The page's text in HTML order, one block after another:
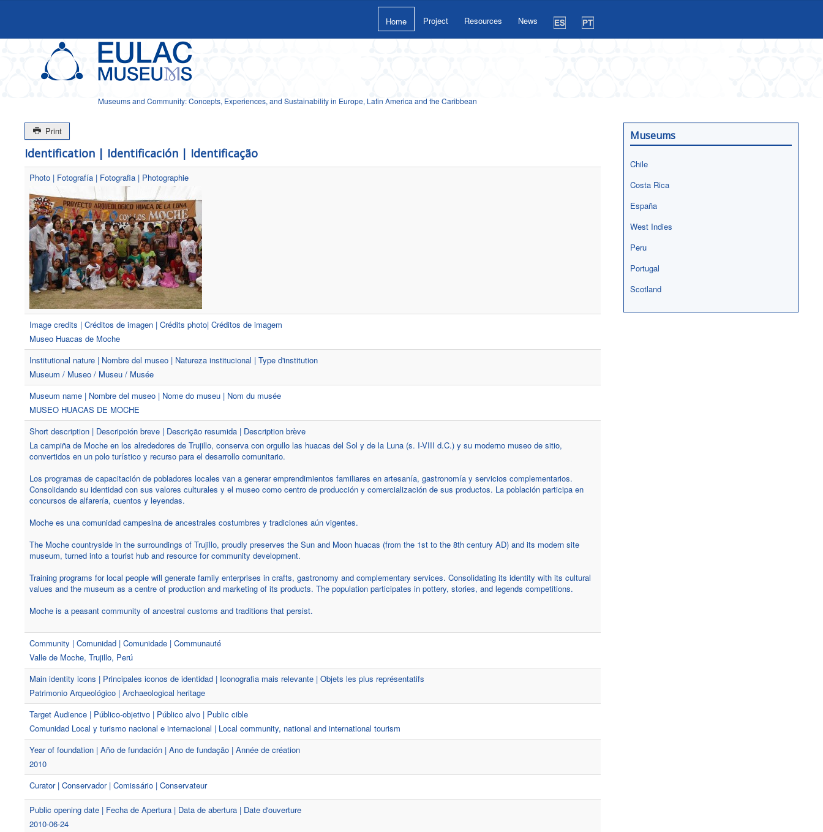
Museums and Community: Concepts, Experiences, and Sustainability in Europe, Latin America and the Caribbean
Home Project Resources News
Print
Identification | Identificación | Identificação
Photo | Fotografía | Fotografia | Photographie
Image credits | Créditos de imagen | Crédits photo| Créditos de imagem
Museo Huacas de Moche
Institutional nature | Nombre del museo | Natureza institucional | Type d'institution
Museum / Museo / Museu / Musée
Museum name | Nombre del museo | Nome do museu | Nom du musée
MUSEO HUACAS DE MOCHE
Short description | Descripción breve | Descrição resumida | Description brève
La campiña de Moche en los alrededores de Trujillo, conserva con orgullo las huacas del Sol y de la Luna (s. I-VIII d.C.) y su moderno museo de sitio,
convertidos en un polo turístico y recurso para el desarrollo comunitario.
Los programas de capacitación de pobladores locales van a generar emprendimientos familiares en artesanía, gastronomía y servicios complementarios.
Consolidando su identidad con sus valores culturales y el museo como centro de producción y comercialización de sus productos. La población participa en
concursos de alfarería, cuentos y leyendas.
Moche es una comunidad campesina de ancestrales costumbres y tradiciones aún vigentes.
The Moche countryside in the surroundings of Trujillo, proudly preserves the Sun and Moon huacas (from the 1st to the 8th century AD) and its modern site
museum, turned into a tourist hub and resource for community development.
Training programs for local people will generate family enterprises in crafts, gastronomy and complementary services. Consolidating its identity with its cultural
values and the museum as a centre of production and marketing of its products. The population participates in pottery, stories, and legends competitions.
Moche is a peasant community of ancestral customs and traditions that persist.
Community | Comunidad | Comunidade | Communauté
Valle de Moche, Trujillo, Perú
Main identity icons | Principales iconos de identidad | Iconografia mais relevante | Objets les plus représentatifs
Patrimonio Arqueológico | Archaeological heritage
Target Audience | Público-objetivo | Público alvo | Public cible
Comunidad Local y turismo nacional e internacional | Local community, national and international tourism
Year of foundation | Año de fundación | Ano de fundação | Année de création
2010
Curator | Conservador | Comissário | Conservateur
Public opening date | Fecha de Apertura | Data de abertura | Date d'ouverture
2010-06-24
Museums
Chile
Costa Rica
España
West Indies
Peru
Portugal
Scotland